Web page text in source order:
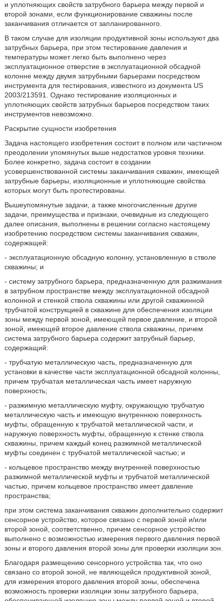
и уплотняющих свойств затрубного барьера между первой и
второй зонами, если функционирование скважины после
заканчивания отличается от запланированного.
В таком случае для изоляции продуктивной зоны используют два
затрубных барьера, при этом тестирование давления и
температуры может легко быть выполнено через
эксплуатационное отверстие в эксплуатационной обсадной
колонне между двумя затрубными барьерами посредством
инструмента для тестирования, известного из документа US
2003/213591. Однако тестирование изоляционных и
уплотняющих свойств затрубных барьеров посредством таких
инструментов невозможно.
Раскрытие сущности изобретения
Задача настоящего изобретения состоит в полном или частичном
преодолении упомянутых выше недостатков уровня техники.
Более конкретно, задача состоит в создании
усовершенствованной системы заканчивания скважин, имеющей
затрубные барьеры, изоляционные и уплотняющие свойства
которых могут быть протестированы.
Вышеупомянутые задачи, а также многочисленные другие
задачи, преимущества и признаки, очевидные из следующего
далее описания, выполнены в решении согласно настоящему
изобретению посредством системы заканчивания скважин,
содержащей:
- эксплуатационную обсадную колонну, установленную в стволе
скважины; и
- систему затрубного барьера, предназначенную для разжимания
в затрубном пространстве между эксплуатационной обсадной
колонной и стенкой ствола скважины или другой скважинной
трубчатой конструкцией в скважине для обеспечения изоляции
зоны между первой зоной, имеющей первое давление, и второй
зоной, имеющей второе давление ствола скважины, причем
система затрубного барьера содержит затрубный барьер,
содержащий:
- трубчатую металлическую часть, предназначенную для
установки в качестве части эксплуатационной обсадной колонны,
причем трубчатая металлическая часть имеет наружную
поверхность;
- разжимную металлическую муфту, окружающую трубчатую
металлическую часть и имеющую внутреннюю поверхность
муфты, обращенную к трубчатой металлической части, и
наружную поверхность муфты, обращенную к стенке ствола
скважины, причем каждый конец разжимной металлической
муфты соединен с трубчатой металлической частью; и
- кольцевое пространство между внутренней поверхностью
разжимной металлической муфты и трубчатой металлической
частью, причем кольцевое пространство имеет давление
пространства;
при этом система заканчивания скважин дополнительно содержит
сенсорное устройство, которое связано с первой зоной и/или
второй зоной, соответственно, причем сенсорное устройство
выполнено с возможностью измерения первого давления первой
зоны и второго давления второй зоны для проверки изоляции зон.
Благодаря размещению сенсорного устройства так, что оно
связано со второй зоной, не являющейся продуктивной зоной,
для измерения второго давления второй зоны, обеспечена
возможность проверки изоляции зоны затрубного барьера,